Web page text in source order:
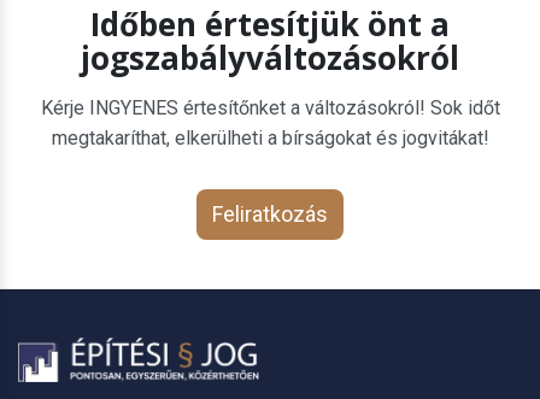
Időben értesítjük önt a
jogszabályváltozásokról
Kérje INGYENES értesítőnket a változásokról! Sok időt
megtakaríthat, elkerülheti a bírságokat és jogvitákat!
Feliratkozás